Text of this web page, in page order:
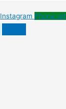
Instagram Phone-alt